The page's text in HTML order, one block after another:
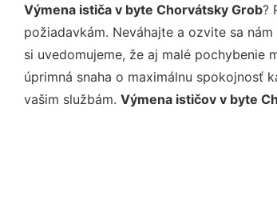
Výmena ističa v byte Chorvátsky Grob?
požiadavkám. Neváhajte a ozvite sa
si uvedomujeme, že aj malé
úprimná snaha o maximálnu spokojnosť
vašim službám. Výmena ističov v byte